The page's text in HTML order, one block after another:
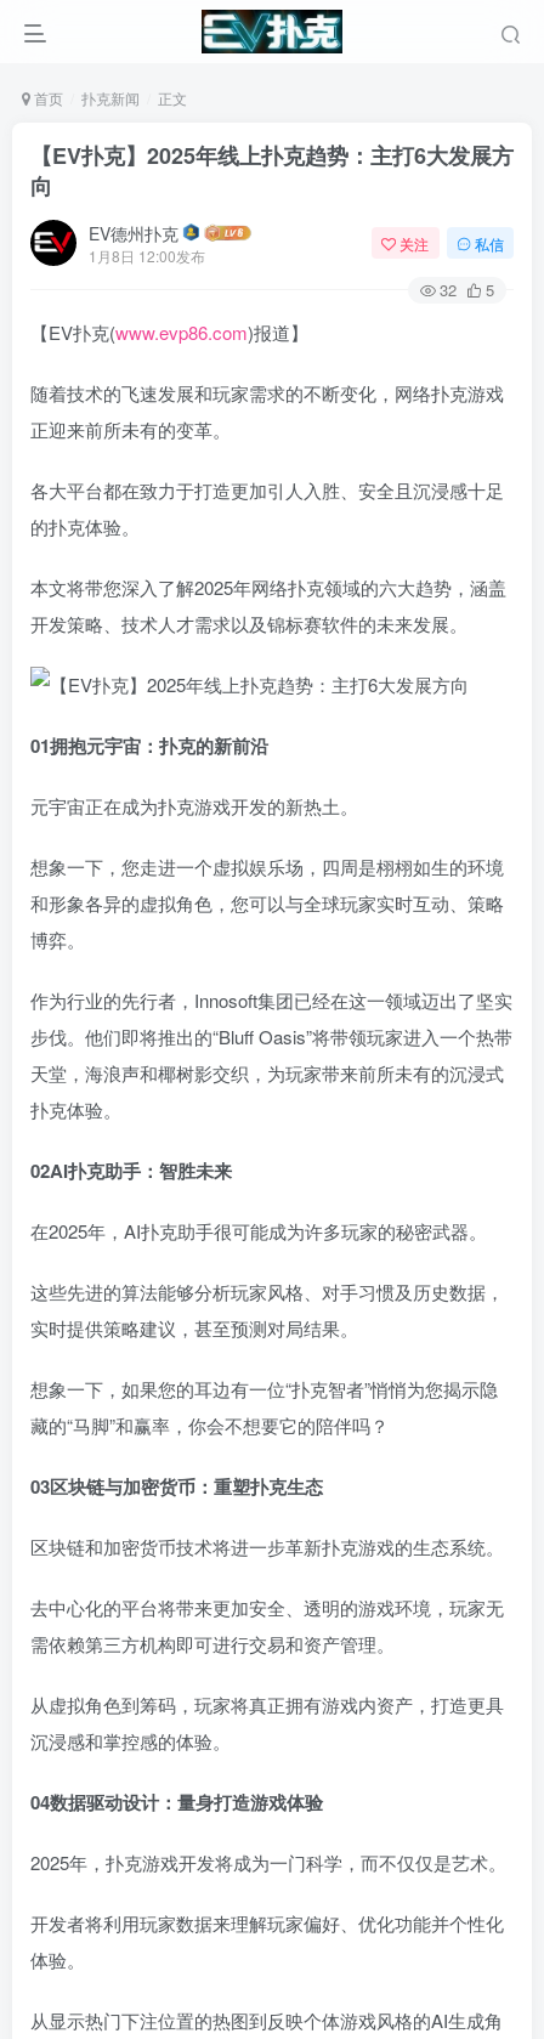
首页 扑克新闻 正文
【EV扑克】2025年线上扑克趋势：主打6大发展方
向
EV德州扑克
1月8日 12:00发布
关注 私信
32 5
【EV扑克(www.evp86.com)报道】
随着技术的飞速发展和玩家需求的不断变化，网络扑克游戏
正迎来前所未有的变革。
各大平台都在致力于打造更加引人入胜、安全且沉浸感十足
的扑克体验。
本文将带您深入了解2025年网络扑克领域的六大趋势，涵盖
开发策略、技术人才需求以及锦标赛软件的未来发展。
01拥抱元宇宙：扑克的新前沿
元宇宙正在成为扑克游戏开发的新热土。
想象一下，您走进一个虚拟娱乐场，四周是栩栩如生的环境
和形象各异的虚拟角色，您可以与全球玩家实时互动、策略
博弈。
作为行业的先行者，Innosoft集团已经在这一领域迈出了坚实
步伐。他们即将推出的“Bluff Oasis”将带领玩家进入一个热带
天堂，海浪声和椰树影交织，为玩家带来前所未有的沉浸式
扑克体验。
02AI扑克助手：智胜未来
在2025年，AI扑克助手很可能成为许多玩家的秘密武器。
这些先进的算法能够分析玩家风格、对手习惯及历史数据，
实时提供策略建议，甚至预测对局结果。
想象一下，如果您的耳边有一位“扑克智者”悄悄为您揭示隐
藏的“马脚”和赢率，你会不想要它的陪伴吗？
03区块链与加密货币：重塑扑克生态
区块链和加密货币技术将进一步革新扑克游戏的生态系统。
去中心化的平台将带来更加安全、透明的游戏环境，玩家无
需依赖第三方机构即可进行交易和资产管理。
从虚拟角色到筹码，玩家将真正拥有游戏内资产，打造更具
沉浸感和掌控感的体验。
04数据驱动设计：量身打造游戏体验
2025年，扑克游戏开发将成为一门科学，而不仅仅是艺术。
开发者将利用玩家数据来理解玩家偏好、优化功能并个性化
体验。
从显示热门下注位置的热图到反映个体游戏风格的AI生成角